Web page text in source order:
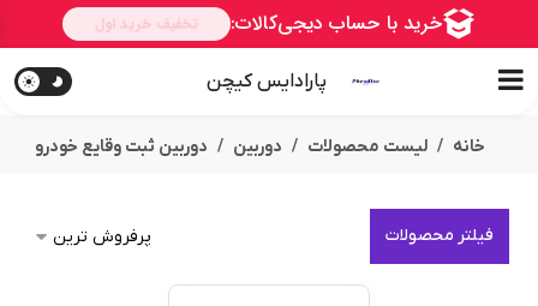
پارادایس کیچن
خانه لیست محصولات دوربین دوربین ثبت وقایع خودرو
فیلتر محصولات